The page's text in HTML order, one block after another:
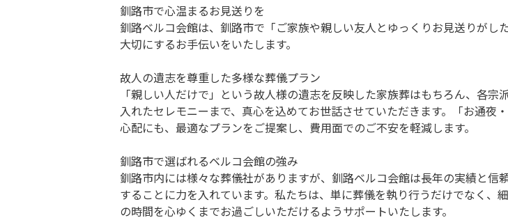
釧路市で心温まるお見送りを
釧路ベルコ会館は、釧路市で「ご家族や親しい友人とゆっくりお見送りが
大切にするお手伝いをいたします。
故人の遺志を尊重した多様な葬儀プラン
「親しい人だけで」という故人様の遺志を反映した家族葬はもちろん、各
入れたセレモニーまで、真心を込めてお世話させていただきます。「お通
心配にも、最適なプランをご提案し、費用面でのご不安を軽減します。
釧路市で選ばれるベルコ会館の強み
釧路市内には様々な葬儀社がありますが、釧路ベルコ会館は長年の実績と
することに力を入れています。私たちは、単に葬儀を執り行うだけでなく、
の時間を心ゆくまでお過ごしいただけるようサポートいたします。